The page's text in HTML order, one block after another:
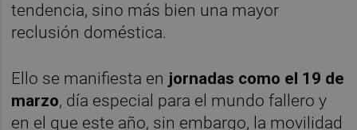
tendencia, sino más bien una mayor
reclusión doméstica.
Ello se manifiesta en jornadas como el 19 de
marzo, día especial para el mundo fallero y
en el que este año, sin embargo, la movilidad